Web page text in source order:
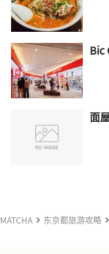
Bic
面
MATCHA 东京都旅游攻略